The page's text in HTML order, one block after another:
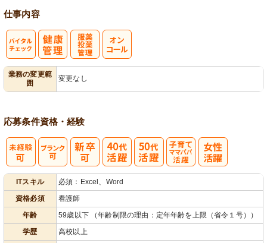
仕事内容
業務の変更範
囲
変更なし
応募条件資格・経験
ITスキル
必須：Excel、Word
資格必須
看護師
年齢
59歳以下 （年齢制限の理由：定年年齢を上限（省令１号））
学歴
高校以上